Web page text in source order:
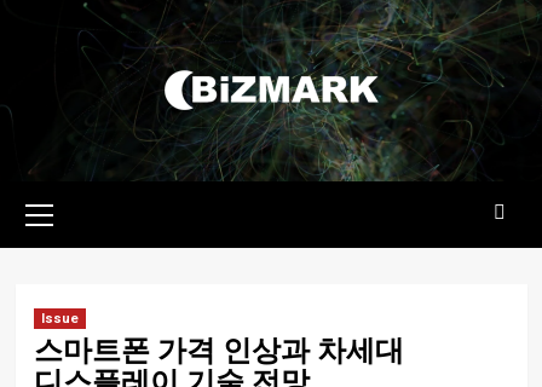
메뉴
Issue
스마트폰 가격 인상과 차세대